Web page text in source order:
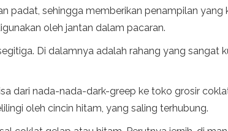
sehingga memberikan penampilan yang
oleh jantan dalam pacaran.
Di dalamnya adalah rahang yang sangat
dari nada-nada-dark-greep ke toko grosir
oleh cincin hitam, yang saling terhubung.